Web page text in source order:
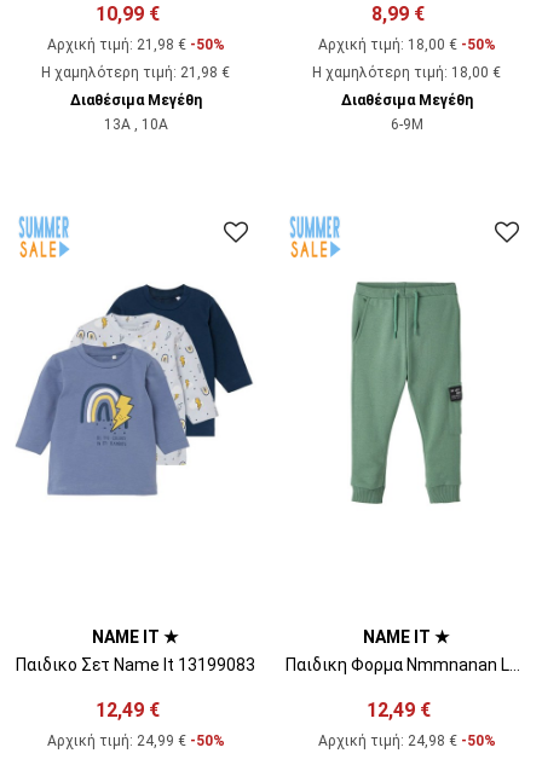
10,99 €
Αρχική τιμή: 21,98 € -50%
Η χαμηλότερη τιμή: 21,98 €
Διαθέσιμα Μεγέθη
13A , 10A
8,99 €
Αρχική τιμή: 18,00 € -50%
Η χαμηλότερη τιμή: 18,00 €
Διαθέσιμα Μεγέθη
6-9M
NAME IT ★
Παιδικο Σετ Name It 13199083
12,49 €
Αρχική τιμή: 24,99 € -50%
NAME IT ★
12,49 €
Αρχική τιμή: 24,98 € -50%